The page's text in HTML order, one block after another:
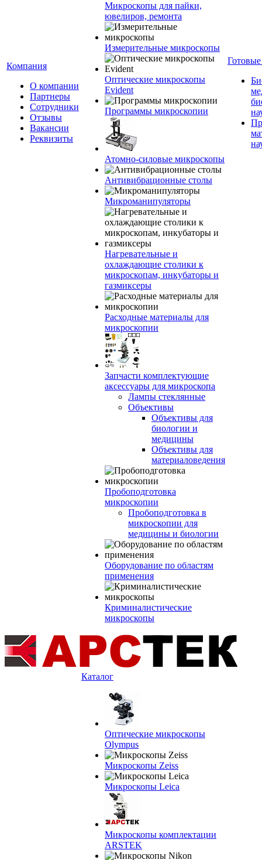
Компания
О компании
Партнеры
Сотрудники
Отзывы
Вакансии
Реквизиты
Микроскопы для пайки,
ювелиров, ремонта
Измерительные микроскопы
Оптические микроскопы
Evident
Программы микроскопии
Атомно-силовые микроскопы
Антивибрационные столы
Микроманипуляторы
Нагревательные и
охлаждающие столики к
микроскопам, инкубаторы и
газмиксеры
Расходные материалы для
микроскопии
Запчасти комплектующие
аксессуары для микроскопа
Лампы стеклянные
Объективы
Объективы для
биологии и
медицины
Объективы для
материаловедения
Пробоподготовка
микроскопии
Пробоподготовка в
микроскопии для
медицины и биологии
Оборудование по областям
применения
Криминалистические
микроскопы
Каталог
Оптические микроскопы
Olympus
Микроскопы Zeiss
Микроскопы Leica
Микроскопы комплектации
ARSTEK